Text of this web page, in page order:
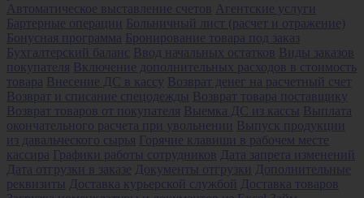
Автоматическое выставление счетов Агентские услуги
Бартерные операции Больничный лист (расчет и отражение)
Бонусная программа Бронирование товара под заказ
Бухгалтерский баланс
Ввод начальных остатков Виды заказов
покупателя Включение дополнительных расходов в стоимость
товара Внесение ДС в кассу Возврат денег на расчетный счет
Возврат и списание спецодежды Возврат товара поставщику
Возврат товаров от покупателя Выемка ДС из кассы Выплата
окончательного расчета при увольнении Выпуск продукции
из давальческого сырья Горячие клавиши в рабочем месте
кассира Графики работы сотрудников
Дата запрета изменений
Дата отгрузки в заказе
Документы отгрузки
Дополнительные
реквизиты
Доставка курьерской службой
Доставка товаров